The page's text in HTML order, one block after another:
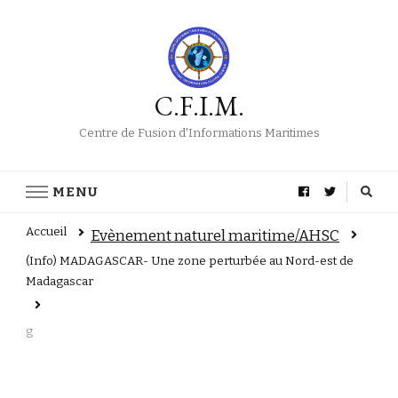
C.F.I.M.
Centre de Fusion d'Informations Maritimes
MENU
Accueil Evènement naturel maritime/AHSC
(Info) MADAGASCAR- Une zone perturbée au Nord-est de
Madagascar
g